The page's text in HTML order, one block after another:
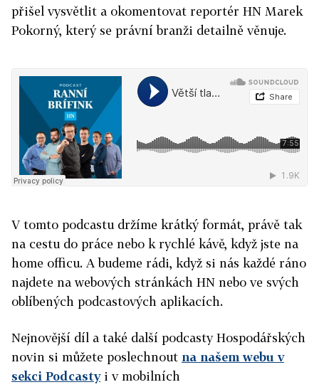
přišel vysvětlit a okomentovat reportér HN Marek
Pokorný, který se právní branži detailně věnuje.
V tomto podcastu držíme krátký formát, právě tak
na cestu do práce nebo k rychlé kávě, když jste na
home officu. A budeme rádi, když si nás každé ráno
najdete na webových stránkách HN nebo ve svých
oblíbených podcastových aplikacích.
Nejnovější díl a také další podcasty Hospodářských
novin si můžete poslechnout na našem webu v
sekci Podcastyi v mobilních